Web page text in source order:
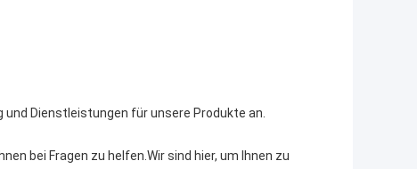
Dienstleistungen für unsere Produkte an.
bei Fragen zu helfen.Wir sind hier, um Ihnen zu